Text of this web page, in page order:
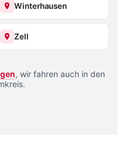
Winterhausen
Zell
, wir fahren auch in den